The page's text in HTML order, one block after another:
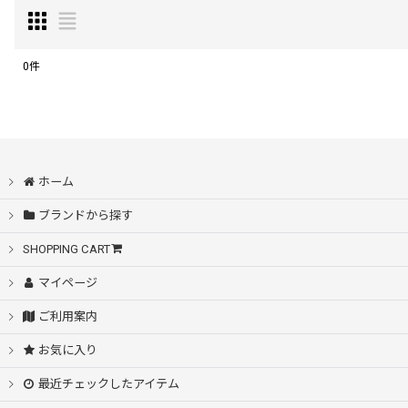
並び順
0件
ホーム
ブランドから探す
SHOPPING CART
マイページ
ご利用案内
お気に入り
最近チェックしたアイテム